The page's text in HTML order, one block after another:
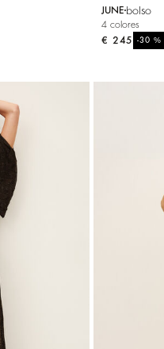
JUNE bolso
4 colores
-30%
€ 245